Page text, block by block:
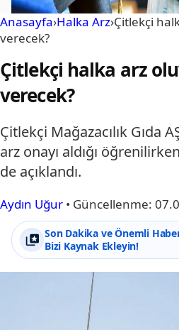
Anasayfa›Halka Arz›Çitlekçi
verecek?
Çitlekçi halka arz
verecek?
Çitlekçi Mağazacılık Gıda
arz onayı aldığı
de açıklandı.
Aydın Uğur • Güncellenme:
Son Dakika ve Önemli
Bizi Kaynak Ekleyin!